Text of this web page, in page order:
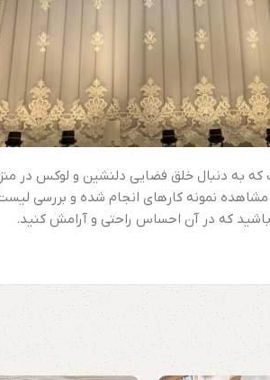
که به دنبال خلق فضایی دلنشین و لوکس در
نمونه کارهای انجام شده و بررسی
باشید که در آن احساس راحتی و آرامش کنید.